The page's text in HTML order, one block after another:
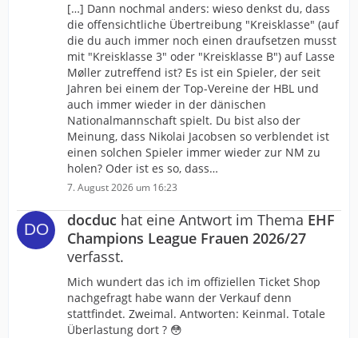
[…] Dann nochmal anders: wieso denkst du, dass
die offensichtliche Übertreibung "Kreisklasse" (auf
die du auch immer noch einen draufsetzen musst
mit "Kreisklasse 3" oder "Kreisklasse B") auf Lasse
Møller zutreffend ist? Es ist ein Spieler, der seit
Jahren bei einem der Top-Vereine der HBL und
auch immer wieder in der dänischen
Nationalmannschaft spielt. Du bist also der
Meinung, dass Nikolai Jacobsen so verblendet ist
einen solchen Spieler immer wieder zur NM zu
holen? Oder ist es so, dass…
7. August 2026 um 16:23
docduc hat eine Antwort im Thema EHF
Champions League Frauen 2026/27
verfasst.
Mich wundert das ich im offiziellen Ticket Shop
nachgefragt habe wann der Verkauf denn
stattfindet. Zweimal. Antworten: Keinmal. Totale
Überlastung dort ? 😳